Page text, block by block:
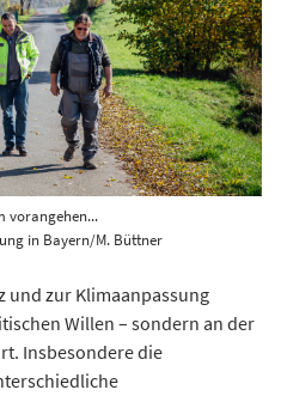
vorangehen...
in Bayern/M. Büttner
und zur Klimaanpassung
Willen – sondern an der
Insbesondere die